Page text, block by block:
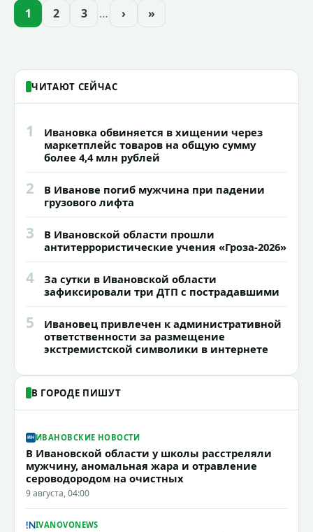
проекта подсветки исторических
1 2 3 … › »
ЧИТАЮТ СЕЙЧАС
1
Ивановка обвиняется в хищении через
маркетплейс товаров на общую сумму
более 4,4 млн рублей
2
В Иванове погиб мужчина при падении
грузового лифта
3
В Ивановской области прошли
антитеррористические учения «Гроза-2026»
4
За сутки в Ивановской области
зафиксировали три ДТП с пострадавшими
5
Ивановец привлечен к административной
ответственности за размещение
экстремистской символики в интернете
В ГОРОДЕ ПИШУТ
ИВАНОВСКИЕ НОВОСТИ
В Ивановской области у школы расстреляли
мужчину, аномальная жара и отравление
сероводородом на очистных
9 августа, 04:00
IVANOVONEWS